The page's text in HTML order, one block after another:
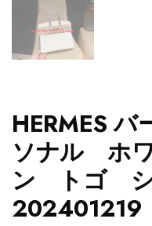
HERMES
ソナル ホ
ン トゴ シ
202401219